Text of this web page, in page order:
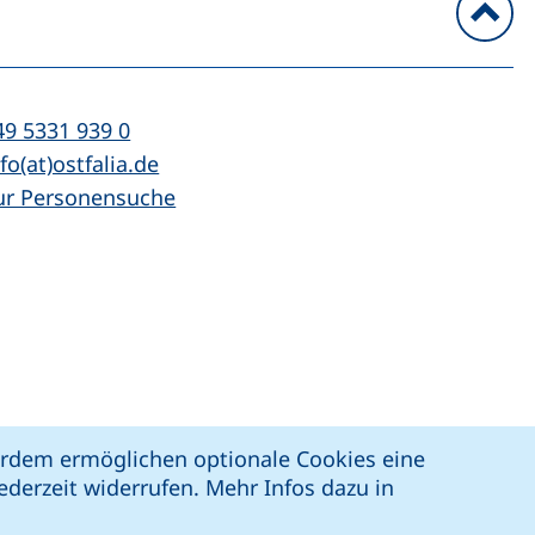
ermöglichen optionale Cookies eine
widerrufen. Mehr Infos dazu in
5331 939 0(startet einen Telefonanruf, wenn Ihr
(öffnet Ihr E-Mail-Programm)
Personensuche